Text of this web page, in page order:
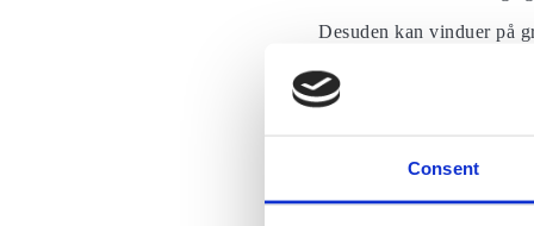
Consent
Desuden kan vinduer på
Ganske ofte føler
rækkerne med
Kan jeg undgå